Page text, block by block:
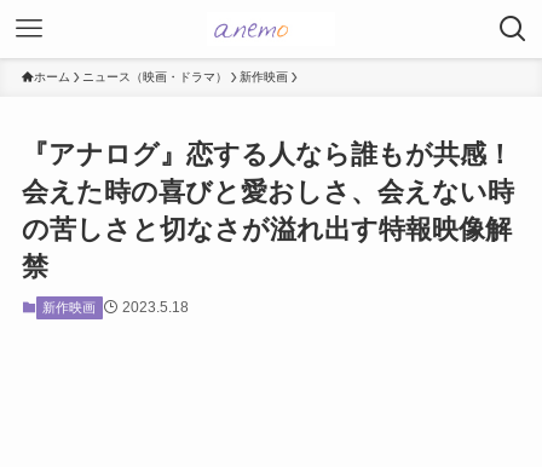
ホーム ニュース（映画・ドラマ） 新作映画
『アナログ』恋する人なら誰もが共感！
会えた時の喜びと愛おしさ、会えない時
の苦しさと切なさが溢れ出す特報映像解
禁
新作映画 2023.5.18